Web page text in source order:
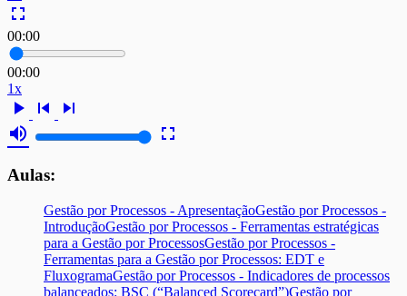
fullscreen
00:00
00:00
1x
play_arrow skip_previous
skip_next
volume_up
fullscreen
Aulas:
Gestão por Processos - ApresentaçãoGestão por Processos -
IntroduçãoGestão por Processos - Ferramentas estratégicas
para a Gestão por ProcessosGestão por Processos -
Ferramentas para a Gestão por Processos: EDT e
FluxogramaGestão por Processos - Indicadores de processos
balanceados: BSC (“Balanced Scorecard”)Gestão por